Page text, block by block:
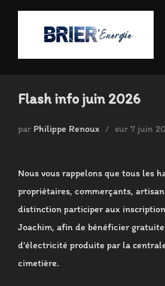
Flash info juin 2026
par Philippe Renoux sur Publié
7 juin
Nous vous rappelons que tous les
propriétaires, commerçants,
distinction participer aux
Joachim, afin de bénéficier
d’électricité produite par la
cimetière.